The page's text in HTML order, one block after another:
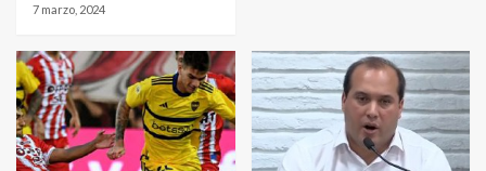
7 marzo, 2024
3
en la mañana del lunes
Accidente en Ruta 5: falleció un
joven de Trenque Lauquen